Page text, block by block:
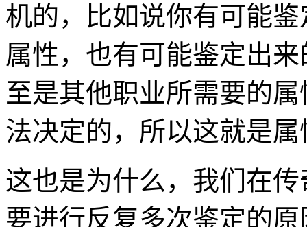
机的，比如说你有可能
属性，也有可能鉴定出
至是其他职业所需要的
法决定的，所以这就是
这也是为什么，我们在
要进行反复多次鉴定的